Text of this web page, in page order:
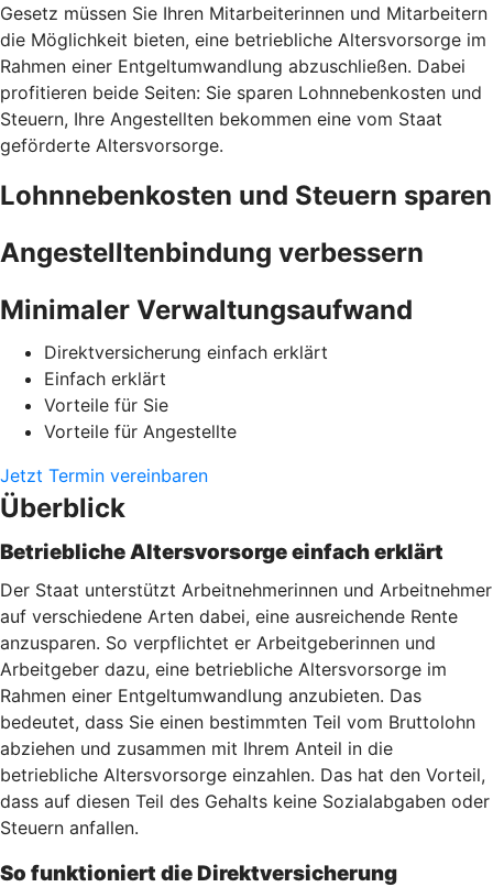
Gesetz müssen Sie Ihren Mitarbeiterinnen und Mitarbeitern
die Möglichkeit bieten, eine betriebliche Altersvorsorge im
Rahmen einer Entgeltumwandlung abzuschließen. Dabei
profitieren beide Seiten: Sie sparen Lohnnebenkosten und
Steuern, Ihre Angestellten bekommen eine vom Staat
geförderte Altersvorsorge.
Lohnnebenkosten und Steuern sparen
Angestelltenbindung verbessern
Minimaler Verwaltungsaufwand
Direktversicherung einfach erklärt
Einfach erklärt
Vorteile für Sie
Vorteile für Angestellte
Jetzt Termin vereinbaren
Überblick
Betriebliche Altersvorsorge einfach erklärt
Der Staat unterstützt Arbeitnehmerinnen und Arbeitnehmer
auf verschiedene Arten dabei, eine ausreichende Rente
anzusparen. So verpflichtet er Arbeitgeberinnen und
Arbeitgeber dazu, eine betriebliche Altersvorsorge im
Rahmen einer Entgeltumwandlung anzubieten. Das
bedeutet, dass Sie einen bestimmten Teil vom Bruttolohn
abziehen und zusammen mit Ihrem Anteil in die
betriebliche Altersvorsorge einzahlen. Das hat den Vorteil,
dass auf diesen Teil des Gehalts keine Sozialabgaben oder
Steuern anfallen.
So funktioniert die Direktversicherung